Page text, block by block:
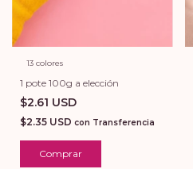
13 colores
1 pote 100g a elección
$2.61 USD
$2.35 USD con Transferencia
Comprar